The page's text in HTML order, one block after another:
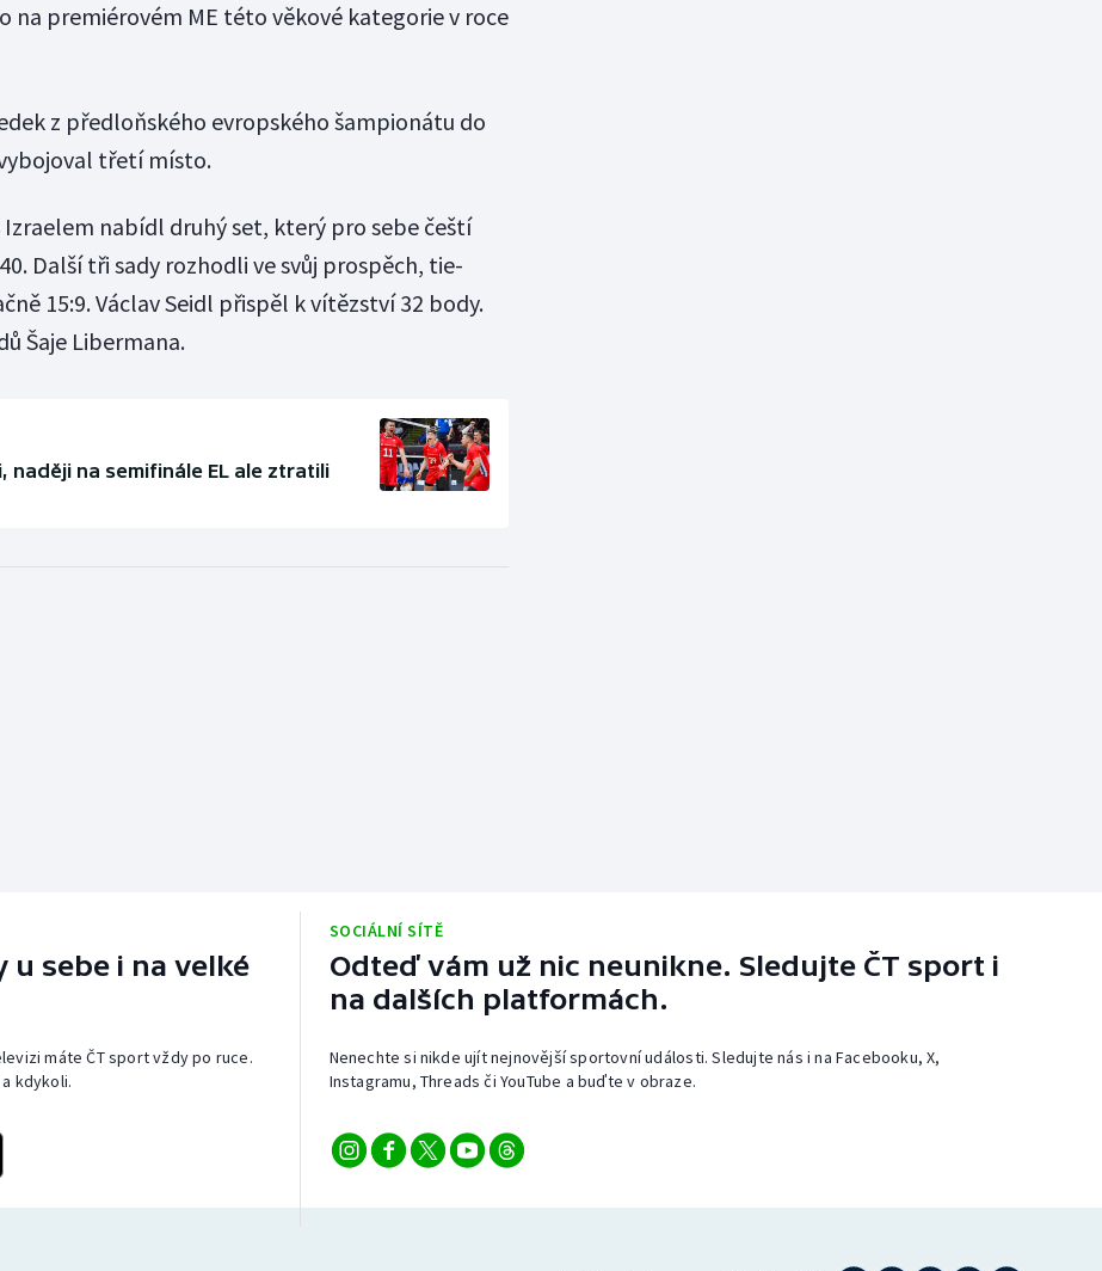
na premiérovém ME této věkové kategorie v roce
z předloňského evropského šampionátu do
třetí místo.
nabídl druhý set, který pro sebe čeští
Další tři sady rozhodli ve svůj prospěch, tie-
15:9. Václav Seidl přispěl k vítězství 32 body.
Šaje Libermana.
naději na semifinále EL ale ztratili
sebe i na velké
máte ČT sport vždy po ruce.
kdykoli.
SOCIÁLNÍ SÍTĚ
Odteď vám už nic neunikne. Sledujte ČT sport i
na dalších platformách.
Nenechte si nikde ujít nejnovější sportovní události. Sledujte nás i na Facebooku, X,
Instagramu, Threads či YouTube a buďte v obraze.